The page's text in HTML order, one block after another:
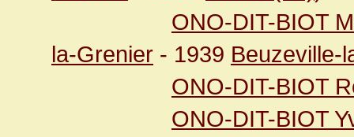
ONO-DIT-BIOT
la-Grenier - 1939 Beuzeville-
ONO-DIT-BIOT
ONO-DIT-BIOT